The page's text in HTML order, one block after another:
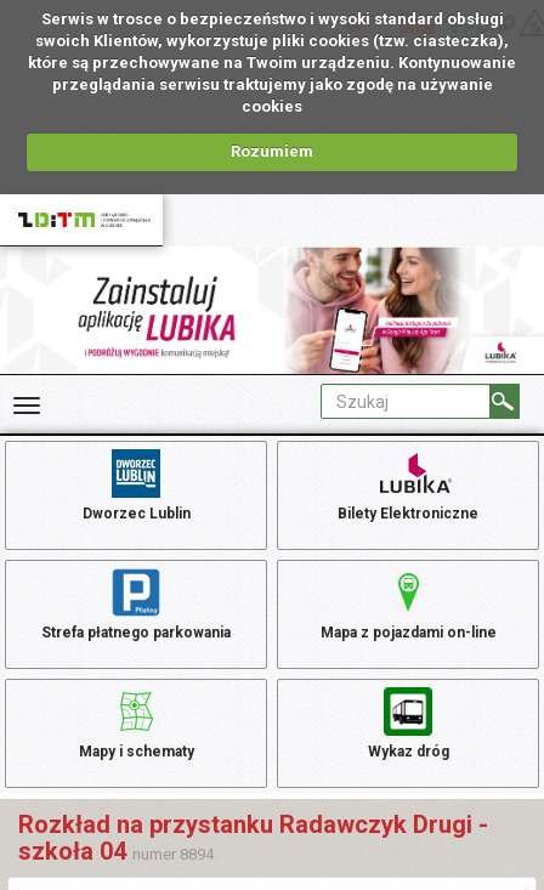
Serwis w trosce o bezpieczeństwo i wysoki standard obsługi
swoich Klientów, wykorzystuje pliki cookies (tzw. ciasteczka),
które są przechowywane na Twoim urządzeniu. Kontynuowanie
przeglądania serwisu traktujemy jako zgodę na używanie
cookies
Rozumiem
PL
Dworzec Lublin Bilety Elektroniczne
Strefa płatnego parkowania Mapa z pojazdami on-line
Mapy i schematy Wykaz dróg
Rozkład na przystanku Radawczyk Drugi -
szkoła 04 numer 8894